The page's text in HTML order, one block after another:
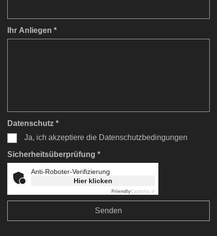
Ihr Anliegen *
Datenschutz *
Ja, ich akzeptiere die Datenschutzbedingungen
Sicherheitsüberprüfung *
Anti-Roboter-Verifizierung
Hier klicken
FriendlyCaptcha ⇗